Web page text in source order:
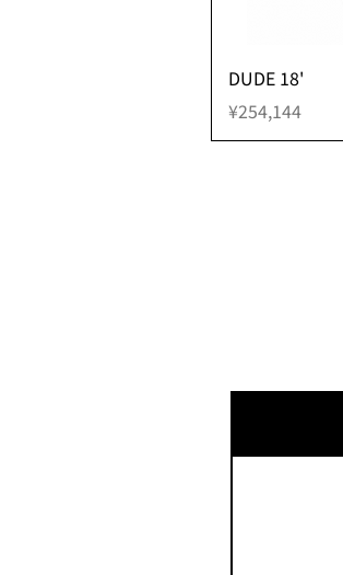
DUDE 18'
價格
¥254,144